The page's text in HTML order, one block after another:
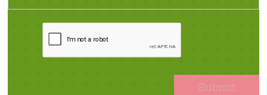
Submit